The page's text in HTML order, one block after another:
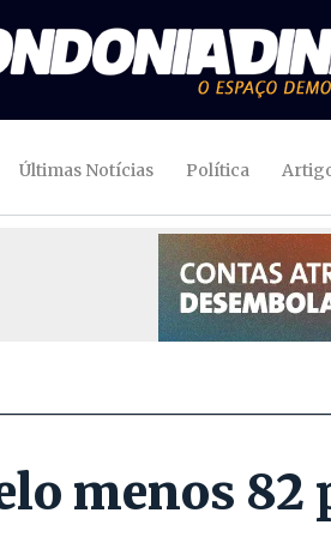
Últimas Notícias Política
menos